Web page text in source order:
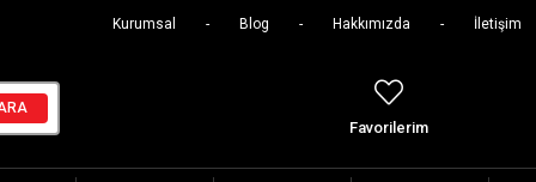
Kurumsal Blog Hakkımızda İletişim
Favorilerim